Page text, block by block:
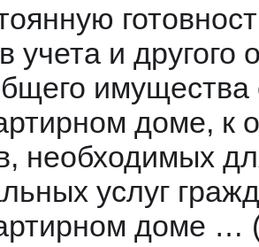
учета и
доме, к
необходимых
услуг
доме …